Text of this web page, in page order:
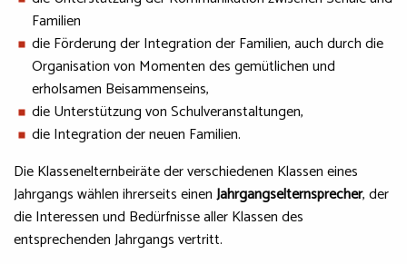
Familien
die Förderung der Integration der Familien, auch durch die
Organisation von Momenten des gemütlichen und
erholsamen Beisammenseins,
die Unterstützung von Schulveranstaltungen,
die Integration der neuen Familien.
Die Klassenelternbeiräte der verschiedenen Klassen eines
Jahrgangs wählen ihrerseits einenJahrgangselternsprecher, der
die Interessen und Bedürfnisse aller Klassen des
entsprechenden Jahrgangs vertritt.